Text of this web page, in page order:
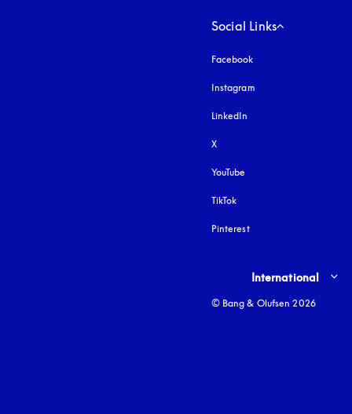
Social Links
Facebook
Instagram
LinkedIn
X
YouTube
TikTok
Pinterest
Select country and
International
© Bang & Olufsen 2026